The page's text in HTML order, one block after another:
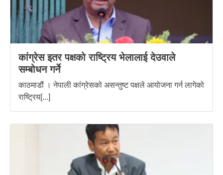
कांग्रेस इतर पक्षको राष्ट्रिय भेलालाई देउवाले
सम्बोधन गर्ने
काठमाडौं । नेपाली कांग्रेसको असन्तुष्ट पक्षले आयोजना गर्न लागेको
राष्ट्रिय[...]